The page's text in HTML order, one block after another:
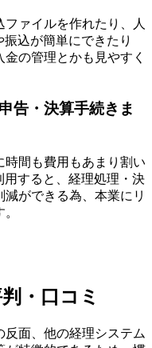
ァイルを作れたり、人
込が簡単にできたり
の管理とかも見やすく
告・決算手続きま
間も費用もあまり割い
用すると、経理処理・決
ができる為、本業にリ
・口コミ
面、他の経理システム